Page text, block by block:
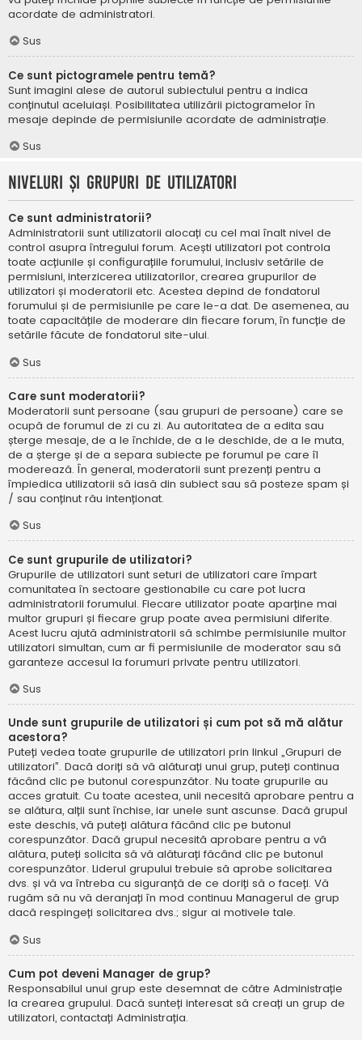
acordate de administratori.
Sus
Ce sunt pictogramele pentru temă?
Sunt imagini alese de autorul subiectului pentru a indica
conținutul aceluiași. Posibilitatea utilizării pictogramelor în
mesaje depinde de permisiunile acordate de administrație.
Sus
Niveluri și grupuri de utilizatori
Ce sunt administratorii?
Administratorii sunt utilizatorii alocați cu cel mai înalt nivel de
control asupra întregului forum. Acești utilizatori pot controla
toate acțiunile și configurațiile forumului, inclusiv setările de
permisiuni, interzicerea utilizatorilor, crearea grupurilor de
utilizatori și moderatorii etc. Acestea depind de fondatorul
forumului și de permisiunile pe care le-a dat. De asemenea, au
toate capacitățile de moderare din fiecare forum, în funcție de
setările făcute de fondatorul site-ului.
Sus
Care sunt moderatorii?
Moderatorii sunt persoane (sau grupuri de persoane) care se
ocupă de forumul de zi cu zi. Au autoritatea de a edita sau
șterge mesaje, de a le închide, de a le deschide, de a le muta,
de a șterge și de a separa subiecte pe forumul pe care îl
moderează. În general, moderatorii sunt prezenți pentru a
împiedica utilizatorii să iasă din subiect sau să posteze spam și
/ sau conținut rău intenționat.
Sus
Ce sunt grupurile de utilizatori?
Grupurile de utilizatori sunt seturi de utilizatori care împart
comunitatea în sectoare gestionabile cu care pot lucra
administratorii forumului. Fiecare utilizator poate aparține mai
multor grupuri și fiecare grup poate avea permisiuni diferite.
Acest lucru ajută administratorii să schimbe permisiunile multor
utilizatori simultan, cum ar fi permisiunile de moderator sau să
garanteze accesul la forumuri private pentru utilizatori.
Sus
Unde sunt grupurile de utilizatori și cum pot să mă alătur
acestora?
Puteți vedea toate grupurile de utilizatori prin linkul „Grupuri de
utilizatori”. Dacă doriți să vă alăturați unui grup, puteți continua
făcând clic pe butonul corespunzător. Nu toate grupurile au
acces gratuit. Cu toate acestea, unii necesită aprobare pentru a
se alătura, alții sunt închise, iar unele sunt ascunse. Dacă grupul
este deschis, vă puteți alătura făcând clic pe butonul
corespunzător. Dacă grupul necesită aprobare pentru a vă
alătura, puteți solicita să vă alăturați făcând clic pe butonul
corespunzător. Liderul grupului trebuie să aprobe solicitarea
dvs. și vă va întreba cu siguranță de ce doriți să o faceți. Vă
rugăm să nu vă deranjați în mod continuu Managerul de grup
dacă respingeți solicitarea dvs.; sigur ai motivele tale.
Sus
Cum pot deveni Manager de grup?
Responsabilul unui grup este desemnat de către Administrație
la crearea grupului. Dacă sunteți interesat să creați un grup de
utilizatori, contactați Administrația.